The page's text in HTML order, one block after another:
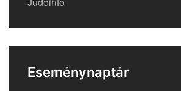
Eseménynaptár